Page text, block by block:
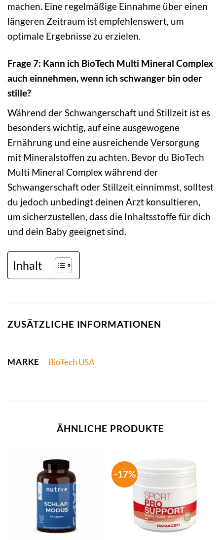
machen. Eine regelmäßige Einnahme über einen
längeren Zeitraum ist empfehlenswert, um
optimale Ergebnisse zu erzielen.
Frage 7: Kann ich BioTech Multi Mineral Complex
auch einnehmen, wenn ich schwanger bin oder
stille?
Während der Schwangerschaft und Stillzeit ist es
besonders wichtig, auf eine ausgewogene
Ernährung und eine ausreichende Versorgung
mit Mineralstoffen zu achten. Bevor du BioTech
Multi Mineral Complex während der
Schwangerschaft oder Stillzeit einnimmst, solltest
du jedoch unbedingt deinen Arzt konsultieren,
um sicherzustellen, dass die Inhaltsstoffe für dich
und dein Baby geeignet sind.
Inhalt
ZUSÄTZLICHE INFORMATIONEN
MARKE BioTech USA
ÄHNLICHE PRODUKTE
-17%